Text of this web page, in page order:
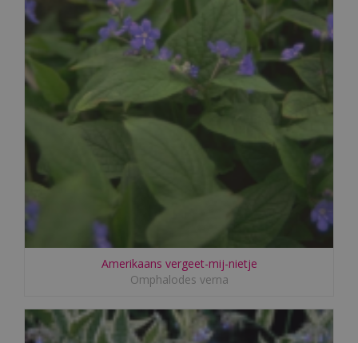
Amerikaans vergeet-mij-nietje
Omphalodes verna